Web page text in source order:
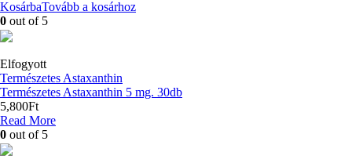
KosárbaTovább a kosárhoz
0 out of 5
Elfogyott
Természetes Astaxanthin
Természetes Astaxanthin 5 mg. 30db
5,800Ft
Read More
0 out of 5